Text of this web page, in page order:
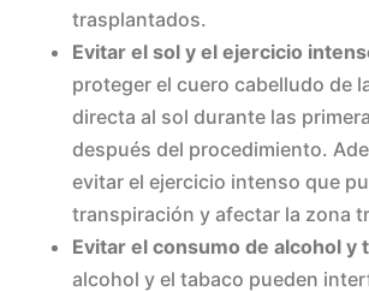
trasplantados.
Evitar el sol y el ejercicio
proteger el cuero cabelludo de
directa al sol durante las
después del procedimiento.
evitar el ejercicio intenso que
transpiración y afectar la zona
Evitar el consumo de alcohol y
alcohol y el tabaco pueden